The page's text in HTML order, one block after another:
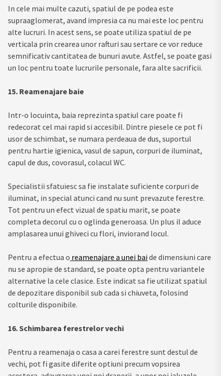
In cele mai multe cazuti, spatiul de pe podea este
supraaglomerat, avand impresia ca nu mai este loc pentru
alte lucruri. In acest sens, se poate utiliza spatiul de pe
verticala prin crearea unor rafturi sau sertare ce vor reduce
semnificativ cantitatea de bunuri avute. Astfel, se poate gasi
un loc pentru toate lucrurile personale, fara alte sacrificii.
15. Reamenajare baie
Intr-o locuinta, baia reprezinta spatiul care poate fi
redecorat cel mai rapid si accesibil. Dintre piesele ce pot fi
usor de schimbat, se numara perdeaua de dus, suportul
pentru hartie igienica, vasul de sapun, corpuri de iluminat,
capul de dus, covorasul, colacul WC.
Specialistii sfatuiesc sa fie instalate suficiente corpuri de
iluminat, in special atunci cand nu sunt prevazute ferestre.
Tot pentru un efect vizual de spatiu marit, se poate
completa decorul cu o oglinda generoasa. Un plus il aduce
amplasarea unui ghiveci cu flori, inviorand locul.
Pentru a efectua o reamenajare a unei bai de dimensiuni care
nu se apropie de standard, se poate opta pentru variantele
alternative la cele clasice. Este indicat sa fie utilizat spatiul
de depozitare disponibil sub cada si chiuveta, folosind
colturile disponibile.
16. Schimbarea ferestrelor vechi
Pentru a reamenaja o casa a carei ferestre sunt destul de
vechi, pot fi gasite diferite optiuni precum vopsirea